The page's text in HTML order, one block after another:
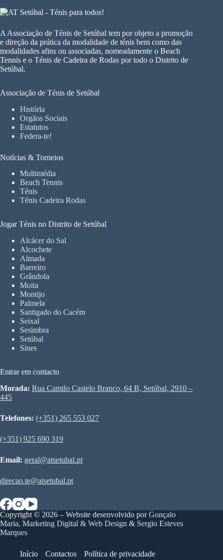
A Associação de Ténis de Setúbal tem por objeto a promoção
e direção da prática da modalidade de ténis bem como das
modalidades afins ou associadas, nomeadamente o Beach
Tennis e o Ténis de Cadeira de Rodas por todo o Distrito de
Setúbal.
Associação de Ténis de Setúbal
História
Orgãos Sociais
Estatutos
Federa-te!
Notícias & Torneios
Multimédia
Beach Tennis
Ténis
Ténis Cadeira Rodas
Jogar Ténis no Distrito de Setúbal
Alcácer do Sal
Alcochete
Almada
Barreiro
Grândola
Moita
Montijo
Palmela
Santigado do Cacém
Seixal
Sesimbra
Setúbal
Sines
Entrar em contacto
Morada: Rua Camilo Castelo Branco, 64 B, Setúbal, 2910 –
445
Telefones: (+351) 265 553 027
(+351) 925 690 319
Email: geral@atsetubal.pt
direcao.te@atsetubal.pt
Copyright © 2026 – Website desenvolvido porGonçalo
Maria, Marketing Digital & Web Design & Sergio Esteves
Marques
Início Contactos
Política de privacidade